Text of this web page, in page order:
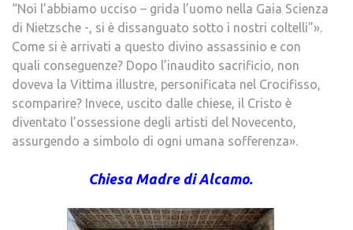
“Noi l’abbiamo ucciso – grida l’uomo nella Gaia Scienza
di Nietzsche -, si è dissanguato sotto i nostri coltelli”».
Come si è arrivati a questo divino assassinio e con
quali conseguenze? Dopo l’inaudito sacrificio, non
doveva la Vittima illustre, personificata nel Crocifisso,
scomparire? Invece, uscito dalle chiese, il Cristo è
diventato l’ossessione degli artisti del Novecento,
assurgendo a simbolo di ogni umana sofferenza».
Chiesa Madre di Alcamo.